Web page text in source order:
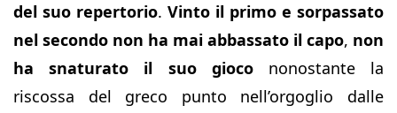
del suo repertorio. Vinto il primo e sorpassato
nel secondo non ha mai abbassato il capo, non
ha snaturato il suo giocononostante la
riscossa del greco punto nell’orgoglio dalle